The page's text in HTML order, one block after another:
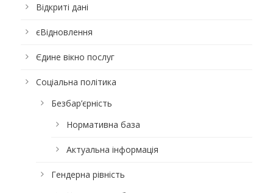
Відкриті дані
єВідновлення
Єдине вікно послуг
Соціальна політика
Безбар’єрність
Нормативна база
Актуальна інформація
Гендерна рівність